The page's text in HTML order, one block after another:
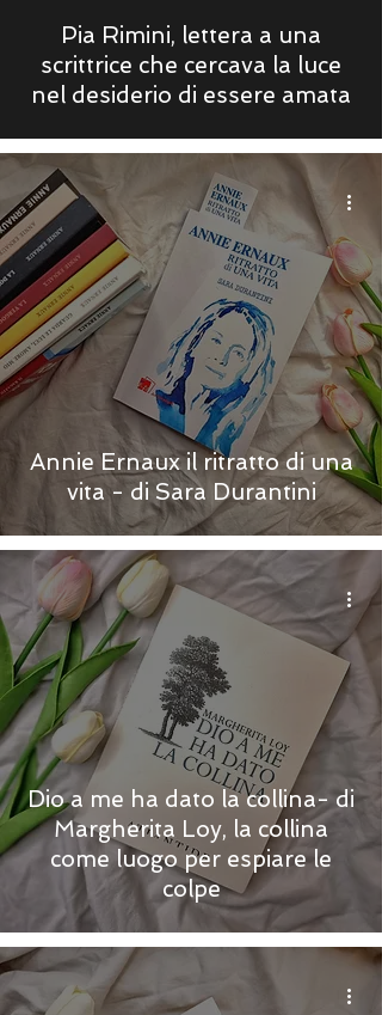
Pia Rimini, lettera a una
scrittrice che cercava la luce
nel desiderio di essere amata
Annie Ernaux il ritratto di una
vita - di Sara Durantini
Dio a me ha dato la collina- di
Margherita Loy, la collina
come luogo per espiare le
colpe